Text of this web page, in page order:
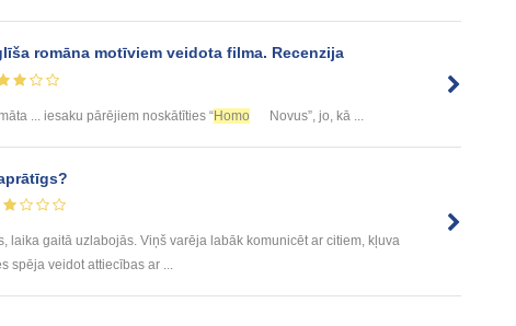
romāna motīviem veidota filma. Recenzija
... iesaku pārējiem noskātīties “Homo Novus”, jo, kā ...
laika gaitā uzlabojās. Viņš varēja labāk komunicēt ar citiem, kļuva
spēja veidot attiecības ar ...